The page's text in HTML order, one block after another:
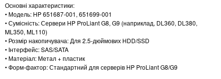
Основні характеристики:
• Модель: HP 651687-001, 651699-001
• Сумісність: Сервери HP ProLiant G8, G9 (наприклад, DL360, DL380,
ML350, ML110)
• Розмір накопичувача: Для 2.5-дюймових HDD/SSD
• Інтерфейс: SAS/SATA
• Матеріал: Метал + пластик
• Форм-фактор: Стандартний для серверів HP ProLiant G8/G9